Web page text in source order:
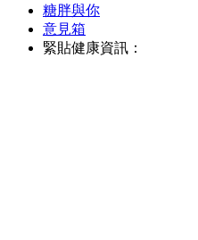
糖胖與你
意見箱
緊貼健康資訊：